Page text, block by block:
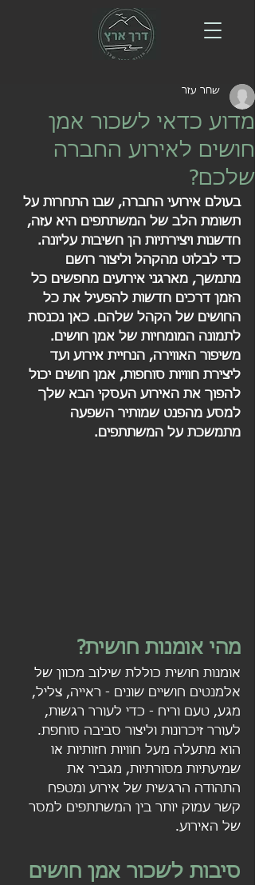
מדוע כדאי לשכור אמן
חושים לאירוע החברה
שלכם?
שחר עזר
בעולם אירועי החברה, שבו התחרות על
תשומת הלב של המשתתפים היא עזה,
חדשנות ויצירתיות הן חשיבות עליונה.
כדי לבלוט מהקהל וליצור רושם
מתמשך, מארגני אירועים מחפשים כל
הזמן דרכים חדשות להפעיל את כל
החושים של הקהל שלהם. כאן נכנסת
לתמונה המומחיות של אמן חושים.
משיפור האווירה, הנחיית אירוע ועד
ליצירת חוויות סוחפות, אמן חושים יכול
להפוך את האירוע העסקי הבא שלך
למסע מהפנט שמותיר השפעה
מתמשכת על המשתתפים.
מהי אומנות חושית?
אומנות חושית כוללת שילוב מכוון של
אלמנטים חושיים שונים - ראייה, צליל,
מגע, טעם וריח - כדי לעורר רגשות,
לעורר זיכרונות וליצור סביבה סוחפת.
הוא מתעלה מעל חוויות חזותיות או
שמיעתיות מסורתיות, מגביר את
התהודה הרגשית של אירוע ומטפח
קשר עמוק יותר בין המשתתפים למסר
של האירוע.
סיבות לשכור אמן חושים